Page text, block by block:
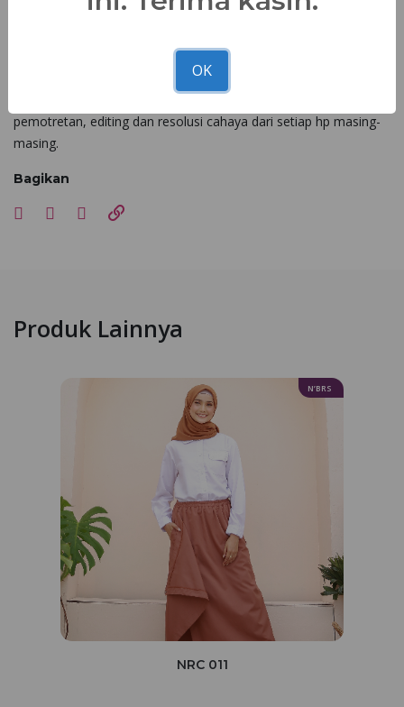
*Kesesuaian foto dan asli 90 - 100% dipengaruhi faktor cahaya
pemotretan, editing dan resolusi cahaya dari setiap hp masing-
masing.
Bagikan
Produk Lainnya
N’BRS
NRC 011
OK